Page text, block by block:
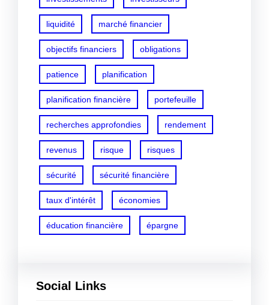
liquidité marché financier
objectifs financiers obligations
patience planification
planification financière portefeuille
recherches approfondies rendement
revenus risque risques
sécurité sécurité financière
taux d'intérêt économies
éducation financière épargne
Social Links